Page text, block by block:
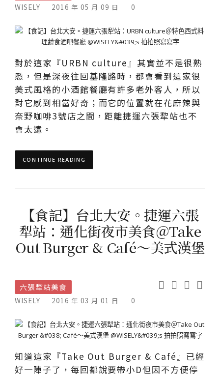
WISELY 2016 年 05 月 09 日 0
對於這家『URBN culture』其實並不是很熟
悉，但是深夜往回基隆路時，都會看到這家很
美式風格的小酒館餐廳有許多老外客人，所以
對它感到相當好奇；而它的位置就在花麻辣與
奈野咖啡3號店之間，距離捷運六張犂站也不
會太遠。
CONTINUE READING
【食記】台北大安。捷運六張
犁站：通化街夜市美食＠Take
Out Burger & Café～美式漢堡
六張犂站美食
WISELY 2016 年 03 月 01 日 0
知道這家『Take Out Burger & Café』已經
好一陣子了，每回都說要帶小D但因不方便停